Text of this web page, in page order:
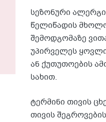
სეზონური
წელიწადის
შემოდგომაზე
უპირველეს
ან ქუთუთოების
სახით.
ტერმინი თივის
თივის